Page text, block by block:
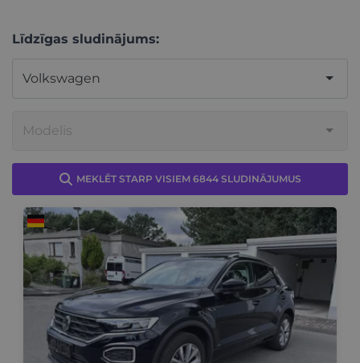
Līdzīgas sludinājums:
Volkswagen
MEKLĒT STARP VISIEM 6844 SLUDINĀJUMUS